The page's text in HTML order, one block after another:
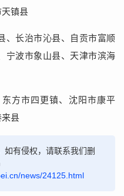
镇县
、长治市沁县、自贡市富顺
宁波市象山县、天津市滨海
方市四更镇、沈阳市康平
县
如有侵权，请联系我们删
news/24125.html